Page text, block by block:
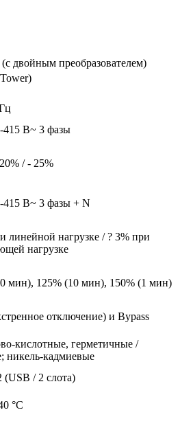
двойным преобразователем)
415 В~ 3 фазы
/ - 25%
415 В~ 3 фазы + N
линейной нагрузке / ? 3% при
нагрузке
мин), 125% (10 мин), 150% (1 мин)
отключение) и Bypass
кислотные, герметичные /
никель-кадмиевые
(USB / 2 cлота)
°C